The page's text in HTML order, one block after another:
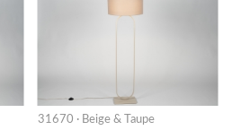
31670 · Beige & Taupe